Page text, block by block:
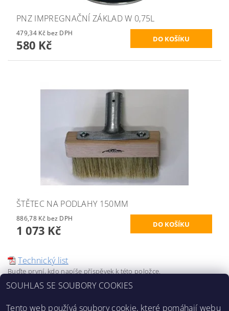
PNZ IMPREGNAČNÍ ZÁKLAD W 0,75L
479,34 Kč bez DPH
580 Kč
ŠTĚTEC NA PODLAHY 150MM
886,78 Kč bez DPH
1 073 Kč
Technický list
Buďte první, kdo napíše příspěvek k této položce.
Přidat komentář
SOUHLAS SE SOUBORY COOKIES
Tento web používá soubory cookie, které pomáhají webu